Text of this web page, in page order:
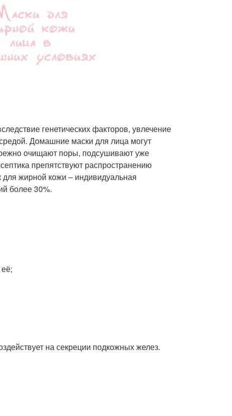
генетических факторов, увлечение
Домашние маски для лица могут
очищают поры, подсушивают уже
препятствуют распространению
жирной кожи – индивидуальная
более 30%.
на секреции подкожных желез.